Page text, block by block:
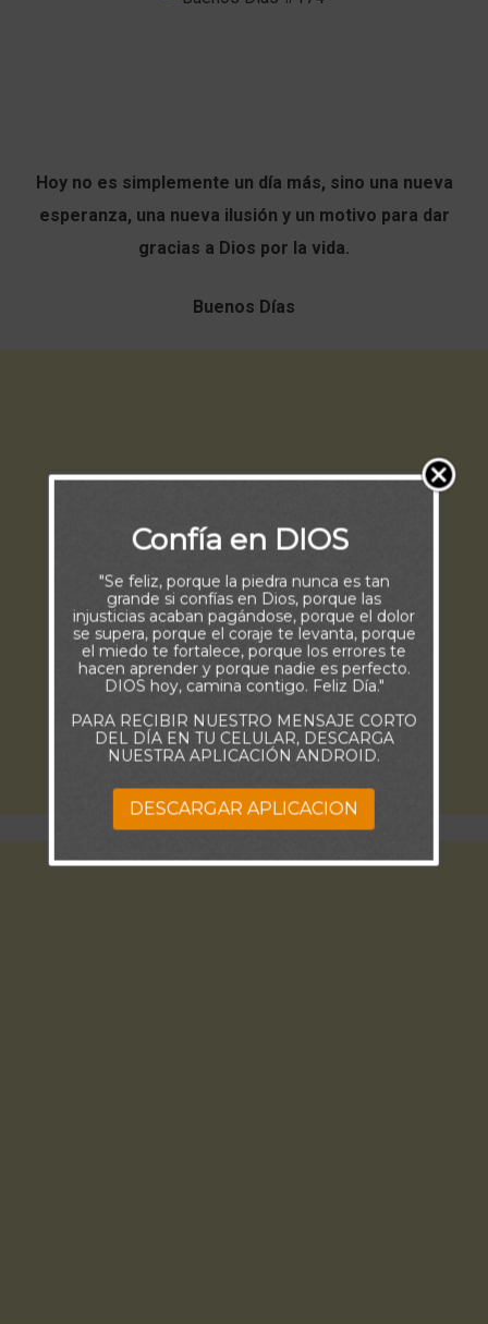
Hoy no es simplemente un día más, sino una nueva
esperanza, una nueva ilusión y un motivo para dar
gracias a Dios por la vida.
Buenos Días
Confía en DIOS
"Se feliz, porque la piedra nunca es tan
grande si confías en Dios, porque las
injusticias acaban pagándose, porque el dolor
se supera, porque el coraje te levanta, porque
el miedo te fortalece, porque los errores te
hacen aprender y porque nadie es perfecto.
DIOS hoy, camina contigo. Feliz Día."
PARA RECIBIR NUESTRO MENSAJE CORTO
DEL DÍA EN TU CELULAR, DESCARGA
NUESTRA APLICACIÓN ANDROID.
DESCARGAR APLICACION